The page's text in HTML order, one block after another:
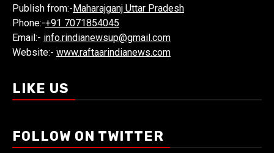
Publish from:-Maharajganj Uttar Pradesh
Phone:-+91 7071854045
Email:- info.rindianewsup@gmail.com
Website:- www.raftaarindianews.com
LIKE US
FOLLOW ON TWITTER